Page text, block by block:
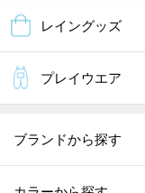
レイングッズ
プレイウエア
ブランドから探す